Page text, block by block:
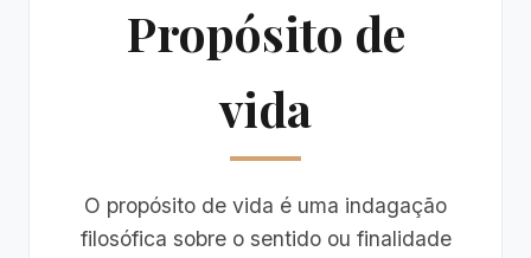
Propósito de
vida
O propósito de vida é uma indagação
filosófica sobre o sentido ou finalidade